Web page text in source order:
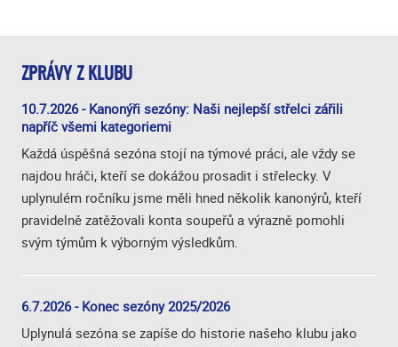
ZPRÁVY Z KLUBU
10.7.2026 - Kanonýři sezóny: Naši nejlepší střelci zářili
napříč všemi kategoriemi
Každá úspěšná sezóna stojí na týmové práci, ale vždy se
najdou hráči, kteří se dokážou prosadit i střelecky. V
uplynulém ročníku jsme měli hned několik kanonýrů, kteří
pravidelně zatěžovali konta soupeřů a výrazně pomohli
svým týmům k výborným výsledkům.
6.7.2026 - Konec sezóny 2025/2026
Uplynulá sezóna se zapíše do historie našeho klubu jako